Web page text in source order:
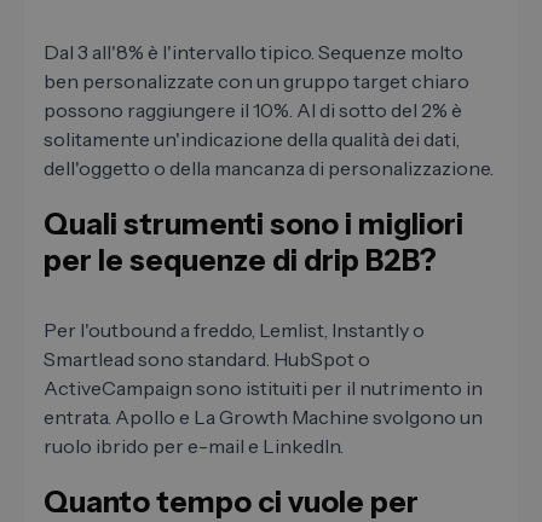
Dal 3 all'8% è l'intervallo tipico. Sequenze molto
ben personalizzate con un gruppo target chiaro
possono raggiungere il 10%. Al di sotto del 2% è
solitamente un'indicazione della qualità dei dati,
dell'oggetto o della mancanza di personalizzazione.
Quali strumenti sono i migliori
per le sequenze di drip B2B?
Per l'outbound a freddo, Lemlist, Instantly o
Smartlead sono standard. HubSpot o
ActiveCampaign sono istituiti per il nutrimento in
entrata. Apollo e La Growth Machine svolgono un
ruolo ibrido per e-mail e LinkedIn.
Quanto tempo ci vuole per